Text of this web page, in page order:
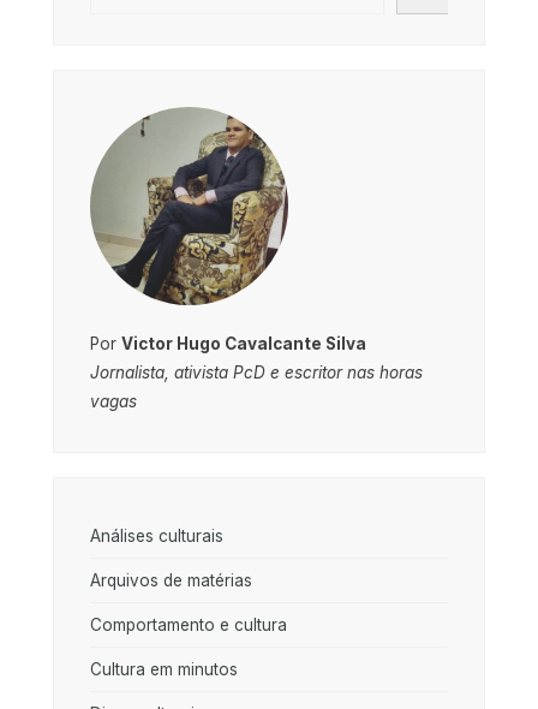
Por Victor Hugo Cavalcante Silva
Jornalista, ativista PcD e escritor nas horas
vagas
Análises culturais
Arquivos de matérias
Comportamento e cultura
Cultura em minutos